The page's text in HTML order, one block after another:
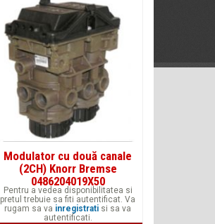
Modulator cu două canale
(2CH) Knorr Bremse
0486204019X50
Pentru a vedea disponibilitatea si
pretul trebuie sa fiti autentificat. Va
rugam sa va inregistrati si sa va
autentificati.